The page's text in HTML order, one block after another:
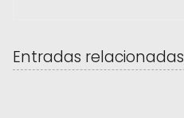
Entradas relacionadas